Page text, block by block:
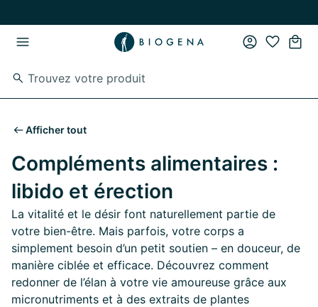
Afficher tout
Compléments alimentaires :
libido et érection
La vitalité et le désir font naturellement partie de
votre bien-être. Mais parfois, votre corps a
simplement besoin d’un petit soutien – en douceur, de
manière ciblée et efficace. Découvrez comment
redonner de l’élan à votre vie amoureuse grâce aux
micronutriments et à des extraits de plantes